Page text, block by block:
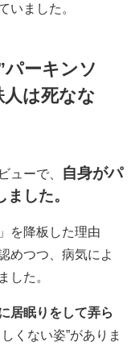
いました。
パーキンソ
人は死なな
ューで、
自身がパ
した。
を降板した理由
めつつ、病気によ
した。
居眠りをして弄ら
くない姿”がありま